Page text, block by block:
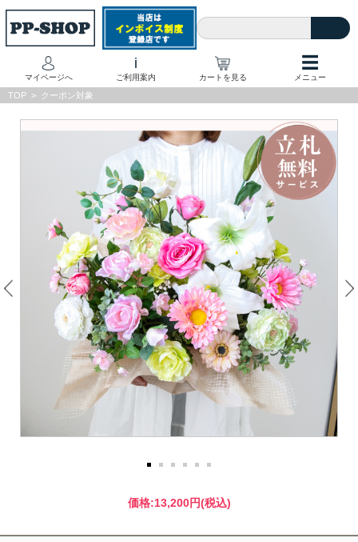
マイページへ
i
ご利用案内 カートを見る
☰
メニュー
TOP > クーポン対象
価格:13,200円(税込)